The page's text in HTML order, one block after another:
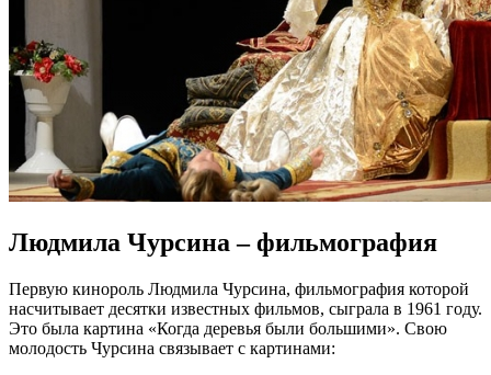
Людмила Чурсина – фильмография
Первую кинороль Людмила Чурсина, фильмография которой
насчитывает десятки известных фильмов, сыграла в 1961 году.
Это была картина «Когда деревья были большими». Свою
молодость Чурсина связывает с картинами: